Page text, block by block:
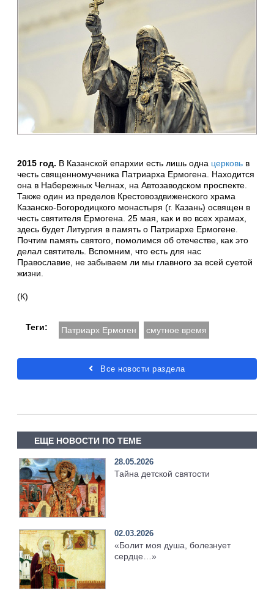
2015 год. В Казанской епархии есть лишь одна церковь в
честь священномученика Патриарха Ермогена. Находится
она в Набережных Челнах, на Автозаводском проспекте.
Также один из пределов Крестовоздвиженского храма
Казанско-Богородицкого монастыря (г. Казань) освящен в
честь святителя Ермогена. 25 мая, как и во всех храмах,
здесь будет Литургия в память о Патриархе Ермогене.
Почтим память святого, помолимся об отечестве, как это
делал святитель. Вспомним, что есть для нас
Православие, не забываем ли мы главного за всей суетой
жизни.
(К)
Теги: Патриарх Ермоген смутное время
Все новости раздела
ЕЩЕ НОВОСТИ ПО ТЕМЕ
28.05.2026
Тайна детской святости
02.03.2026
«Болит моя душа, болезнует
сердце…»